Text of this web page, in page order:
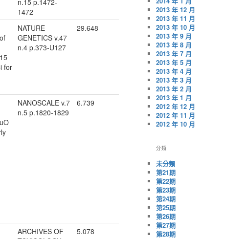
n.15 p.1472-
1472
for
NATURE
GENETICS v.47
n.4 p.373-U127
29.648
NANOSCALE v.7
n.5 p.1820-1829
6.739
ARCHIVES OF
5.078
2013 年 12 月
2013 年 11 月
2013 年 10 月
2013 年 9 月
2013 年 8 月
2013 年 7 月
2013 年 5 月
2013 年 4 月
2013 年 3 月
2013 年 2 月
2013 年 1 月
2012 年 12 月
2012 年 11 月
2012 年 10 月
分類
未分類
第21期
第22期
第23期
第24期
第25期
第26期
第27期
第28期